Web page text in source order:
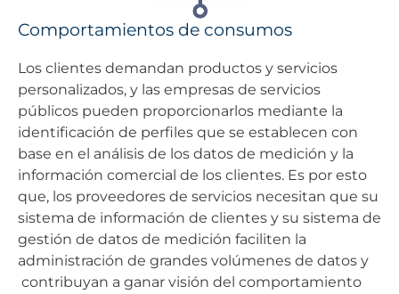
Comportamientos de consumos
Los clientes demandan productos y servicios
personalizados, y las empresas de servicios
públicos pueden proporcionarlos mediante la
identificación de perfiles que se establecen con
base en el análisis de los datos de medición y la
información comercial de los clientes. Es por esto
que, los proveedores de servicios necesitan que su
sistema de información de clientes y su sistema de
gestión de datos de medición faciliten la
administración de grandes volúmenes de datos y
contribuyan a ganar visión del comportamiento